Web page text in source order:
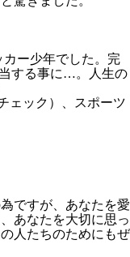
ー少年でした。完
する事に…。人生の
ェック）、スポーツ
ですが、あなたを愛
あなたを大切に思っ
人たちのためにもぜ